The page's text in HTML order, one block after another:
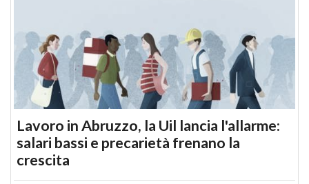
Lavoro in Abruzzo, la Uil lancia l'allarme:
salari bassi e precarietà frenano la
crescita